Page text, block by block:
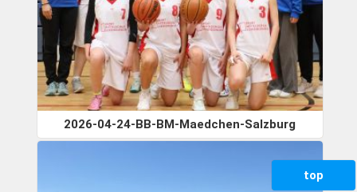
2026-04-24-BB-BM-Maedchen-Salzburg
top